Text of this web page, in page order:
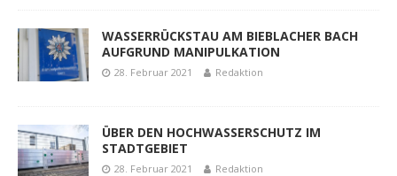
WASSERRÜCKSTAU AM BIEBLACHER BACH
AUFGRUND MANIPULKATION
28. Februar 2021 Redaktion
ÜBER DEN HOCHWASSERSCHUTZ IM
STADTGEBIET
28. Februar 2021 Redaktion